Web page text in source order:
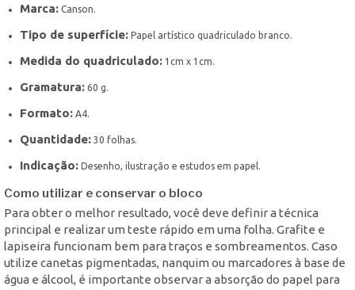
Marca: Canson.
Tipo de superfície: Papel artístico quadriculado branco.
Medida do quadriculado: 1cm x 1cm.
Gramatura: 60 g.
Formato: A4.
Quantidade: 30 folhas.
Indicação: Desenho, ilustração e estudos em papel.
Como utilizar e conservar o bloco
Para obter o melhor resultado, você deve definir a técnica
principal e realizar um teste rápido em uma folha. Grafite e
lapiseira funcionam bem para traços e sombreamentos. Caso
utilize canetas pigmentadas, nanquim ou marcadores à base de
água e álcool, é importante observar a absorção do papel para